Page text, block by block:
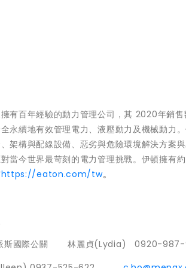
有百年經驗的動力管理公司，其 2020年銷
永續地有效管理電力、液壓動力及機械動力
架構與配線設備、惡劣與危險環境解決方案
當今世界最苛刻的電力管理挑戰。伊頓擁有
https://eaton.com/tw。
派斯國際公關 林麗貞(Lydia)